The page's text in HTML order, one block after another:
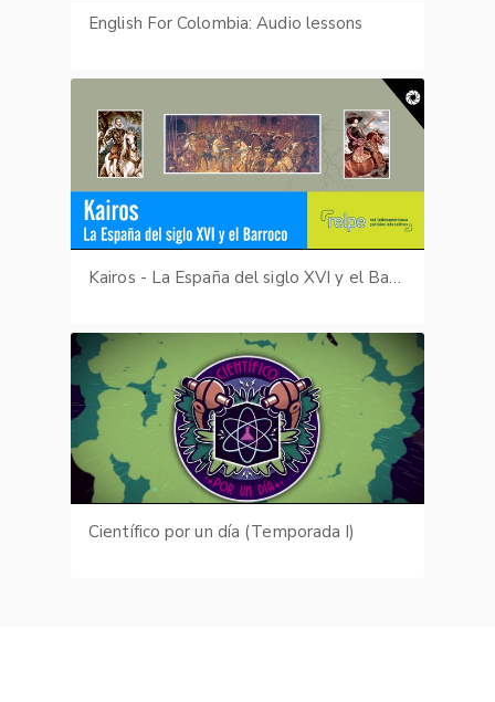
English For Colombia: Audio lessons
Kairos - La España del siglo XVI y el Barroco
Científico por un día (Temporada I)